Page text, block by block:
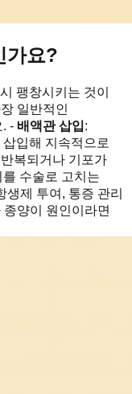
가요?
팽창시키는 것이
일반적인
. - 배액관 삽입:
입해 지속적으로
복되거나 기포가
수술로 고치는
생제 투여, 통증 관리
종양이 원인이라면